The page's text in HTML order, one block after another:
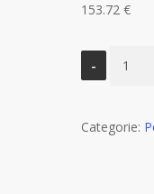
153.72 €
Categorie: